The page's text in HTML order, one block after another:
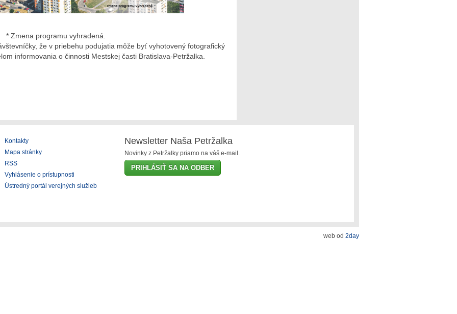
* Zmena programu vyhradená.
že v priebehu podujatia môže byť vyhotovený fotografický
informovania o činnosti Mestskej časti Bratislava-Petržalka.
Kontakty
Mapa stránky
RSS
Vyhlásenie o prístupnosti
Ústredný portál verejných služieb
Newsletter Naša Petržalka
Novinky z Petržalky priamo na váš e-mail.
PRIHLÁSIŤ SA NA ODBER
web od 2day